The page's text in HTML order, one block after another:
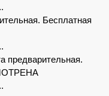
Бесплатная
предварительная.